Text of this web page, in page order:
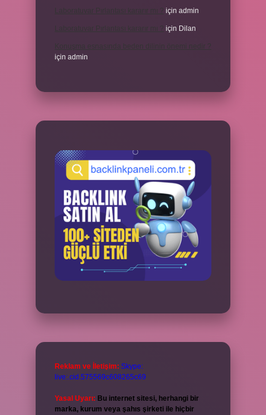
için admin
için Dilan
için admin
Reklam ve İletişim: Skype:
live:.cid.575569c608265c69
Yasal Uyarı: Bu internet sitesi, herhangi bir
marka, kurum veya şahıs şirketi ile hiçbir